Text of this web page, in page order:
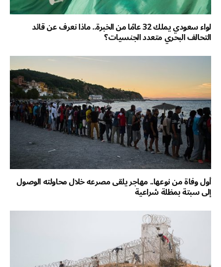
لواء سعودي يملك 32 عامًا من الخبرة.. ماذا نعرف عن قائد
التحالف البحري متعدد الجنسيات؟
أول وفاة من نوعها.. مهاجر يلقى مصرعه خلال محاولته الوصول
إلى سبتة بمظلة شراعية